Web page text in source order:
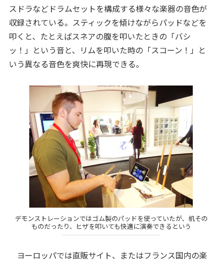
スドラなどドラムセットを構成する様々な楽器の音色が
収録されている。スティックを傾けながらパッドなどを
叩くと、たとえばスネアの腹を叩いたときの「バシ
ッ！」という音と、リムを叩いた時の「スコーン！」と
いう異なる音色を爽快に再現できる。
デモンストレーションではゴム製のパッドを使っていたが、机その
ものだったり、ヒザを叩いても快適に演奏できるという
ヨーロッパでは直販サイト、またはフランス国内の楽